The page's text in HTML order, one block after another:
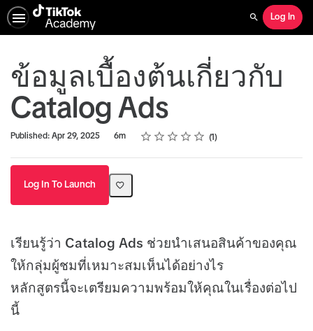
Search
Log In
ข้อมูลเบื้องต้นเกี่ยวกับ
Catalog Ads
Published: Apr 29, 2025
Duration 6m Rating
1 star
2 stars
3 stars
4 stars
5 stars
Average rating: 5.0 1
1 review
Log In To Launch
เรียนรู้ว่า Catalog Ads ช่วยนำเสนอสินค้าของคุณ
ให้กลุ่มผู้ชมที่เหมาะสมเห็นได้อย่างไร
หลักสูตรนี้จะเตรียมความพร้อมให้คุณในเรื่องต่อไป
นี้